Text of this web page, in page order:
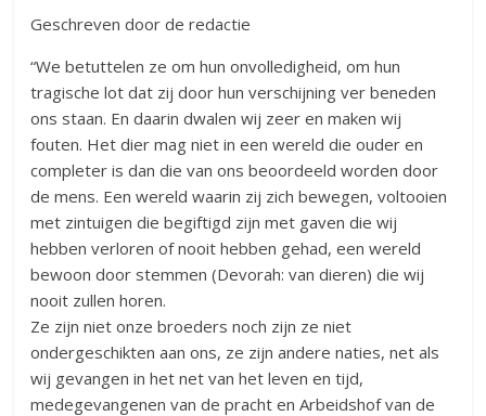
Geschreven door de redactie
“We betuttelen ze om hun onvolledigheid, om hun
tragische lot dat zij door hun verschijning ver beneden
ons staan. En daarin dwalen wij zeer en maken wij
fouten. Het dier mag niet in een wereld die ouder en
completer is dan die van ons beoordeeld worden door
de mens. Een wereld waarin zij zich bewegen, voltooien
met zintuigen die begiftigd zijn met gaven die wij
hebben verloren of nooit hebben gehad, een wereld
bewoon door stemmen (Devorah: van dieren) die wij
nooit zullen horen.
Ze zijn niet onze broeders noch zijn ze niet
ondergeschikten aan ons, ze zijn andere naties, net als
wij gevangen in het net van het leven en tijd,
medegevangenen van de pracht en Arbeidshof van de